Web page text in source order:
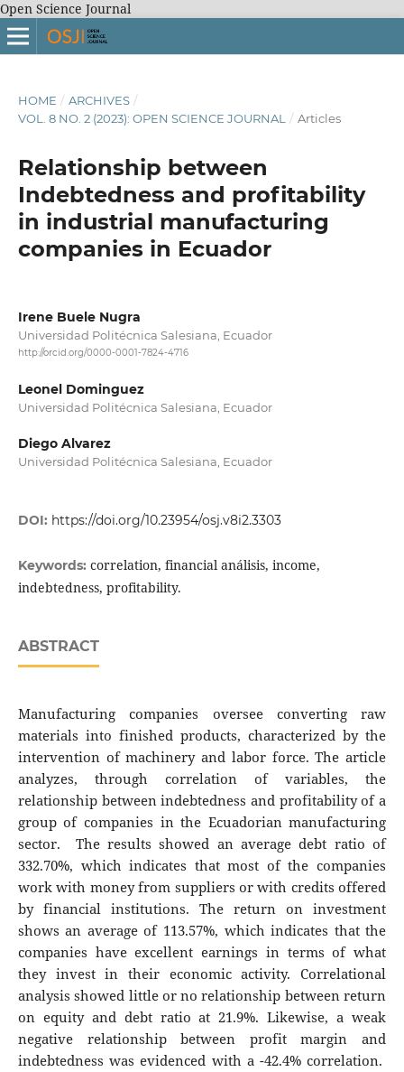
Open Science Journal
HOME / ARCHIVES /
VOL. 8 NO. 2 (2023): OPEN SCIENCE JOURNAL
/ Articles
Relationship between
Indebtedness and profitability
in industrial manufacturing
companies in Ecuador
Irene Buele Nugra
Universidad Politécnica Salesiana, Ecuador
http://orcid.org/0000-0001-7824-4716
Leonel Dominguez
Universidad Politécnica Salesiana, Ecuador
Diego Alvarez
Universidad Politécnica Salesiana, Ecuador
DOI: https://doi.org/10.23954/osj.v8i2.3303
Keywords: correlation, financial análisis, income,
indebtedness, profitability.
ABSTRACT
Manufacturing companies oversee converting raw
materials into finished products, characterized by the
intervention of machinery and labor force. The article
analyzes, through correlation of variables, the
relationship between indebtedness and profitability of a
group of companies in the Ecuadorian manufacturing
sector. The results showed an average debt ratio of
332.70%, which indicates that most of the companies
work with money from suppliers or with credits offered
by financial institutions. The return on investment
shows an average of 113.57%, which indicates that the
companies have excellent earnings in terms of what
they invest in their economic activity. Correlational
analysis showed little or no relationship between return
on equity and debt ratio at 21.9%. Likewise, a weak
negative relationship between profit margin and
indebtedness was evidenced with a -42.4% correlation.